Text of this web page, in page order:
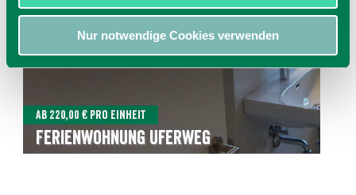
Nur notwendige Cookies verwenden
Ab 220,00 € pro Einheit
Ferienwohnung Uferweg